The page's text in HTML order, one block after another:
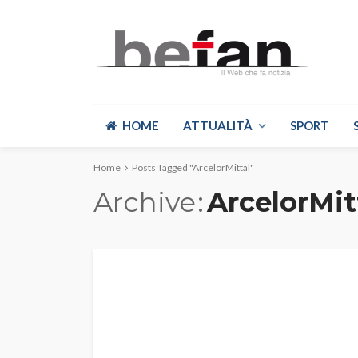
HOME ATTUALITÀ SPORT
Home Posts Tagged "ArcelorMittal"
Archive